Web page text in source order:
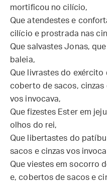
mortificou no cilício,
Que atendestes e
cilício e prostrada nas
Que salvastes Jonas,
baleia,
Que livrastes do exército
coberto de sacos,
vos invocava,
Que fizestes Ester em
olhos do rei,
Que libertastes do
sacos e cinzas vos
Que viestes em socorro
e, cobertos de sacos e